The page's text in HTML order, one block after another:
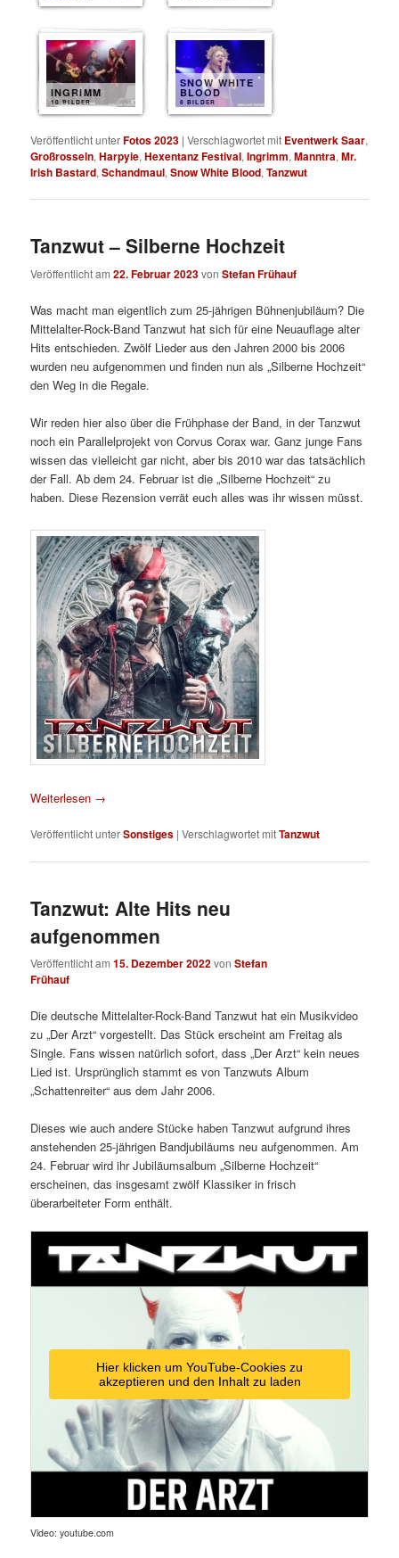
INGRIMM
10 BILDER
SNOW WHITE
BLOOD
8 BILDER
Veröffentlicht unterFotos 2023 |Verschlagwortet mit Eventwerk Saar,
Großrosseln,Harpyie,Hexentanz Festival,Ingrimm,Manntra,Mr.
Irish Bastard,Schandmaul,Snow White Blood,Tanzwut
Tanzwut – Silberne Hochzeit
Veröffentlicht am22. Februar 2023vonStefan Frühauf
Was macht man eigentlich zum 25-jährigen Bühnenjubiläum? Die
Mittelalter-Rock-Band Tanzwut hat sich für eine Neuauflage alter
Hits entschieden. Zwölf Lieder aus den Jahren 2000 bis 2006
wurden neu aufgenommen und finden nun als „Silberne Hochzeit“
den Weg in die Regale.
Wir reden hier also über die Frühphase der Band, in der Tanzwut
noch ein Parallelprojekt von Corvus Corax war. Ganz junge Fans
wissen das vielleicht gar nicht, aber bis 2010 war das tatsächlich
der Fall. Ab dem 24. Februar ist die „Silberne Hochzeit“ zu
haben. Diese Rezension verrät euch alles was ihr wissen müsst.
Weiterlesen →
Veröffentlicht unterSonstiges |Verschlagwortet mitTanzwut
Tanzwut: Alte Hits neu
aufgenommen
Veröffentlicht am15. Dezember 2022vonStefan
Frühauf
Die deutsche Mittelalter-Rock-Band Tanzwut hat ein Musikvideo
zu „Der Arzt“ vorgestellt. Das Stück erscheint am Freitag als
Single. Fans wissen natürlich sofort, dass „Der Arzt“ kein neues
Lied ist. Ursprünglich stammt es von Tanzwuts Album
„Schattenreiter“ aus dem Jahr 2006.
Dieses wie auch andere Stücke haben Tanzwut aufgrund ihres
anstehenden 25-jährigen Bandjubiläums neu aufgenommen. Am
24. Februar wird ihr Jubiläumsalbum „Silberne Hochzeit“
erscheinen, das insgesamt zwölf Klassiker in frisch
überarbeiteter Form enthält.
Hier klicken um YouTube-Cookies zu
akzeptieren und den Inhalt zu laden
Video: youtube.com